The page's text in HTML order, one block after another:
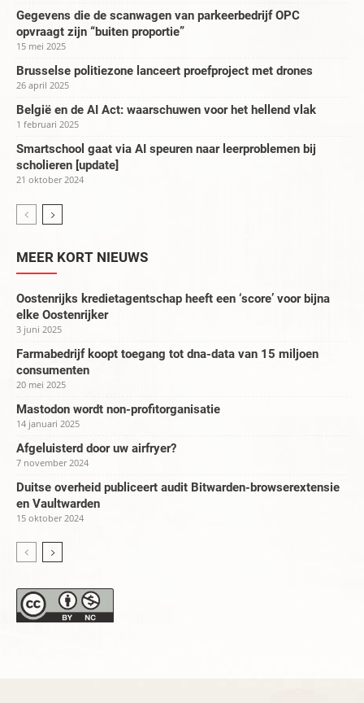
Gegevens die de scanwagen van parkeerbedrijf OPC
opvraagt zijn “buiten proportie”
15 mei 2025
Brusselse politiezone lanceert proefproject met drones
26 april 2025
België en de AI Act: waarschuwen voor het hellend vlak
1 februari 2025
Smartschool gaat via AI speuren naar leerproblemen bij
scholieren [update]
21 oktober 2024
MEER KORT NIEUWS
Oostenrijks kredietagentschap heeft een ‘score’ voor bijna
elke Oostenrijker
3 juni 2025
Farmabedrijf koopt toegang tot dna-data van 15 miljoen
consumenten
20 mei 2025
Mastodon wordt non-profitorganisatie
14 januari 2025
Afgeluisterd door uw airfryer?
7 november 2024
Duitse overheid publiceert audit Bitwarden-browserextensie
en Vaultwarden
15 oktober 2024